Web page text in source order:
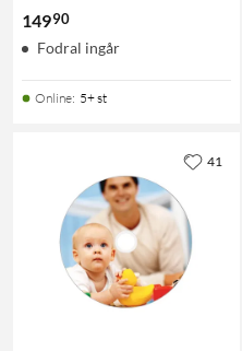
14990
Fodral ingår
Online: 5+ st
41